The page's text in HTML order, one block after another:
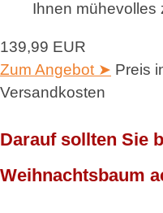
Ihnen mühevolles
139,99 EUR
Zum Angebot ➤ Preis
Versandkosten
Darauf sollten Sie
Weihnachtsbaum